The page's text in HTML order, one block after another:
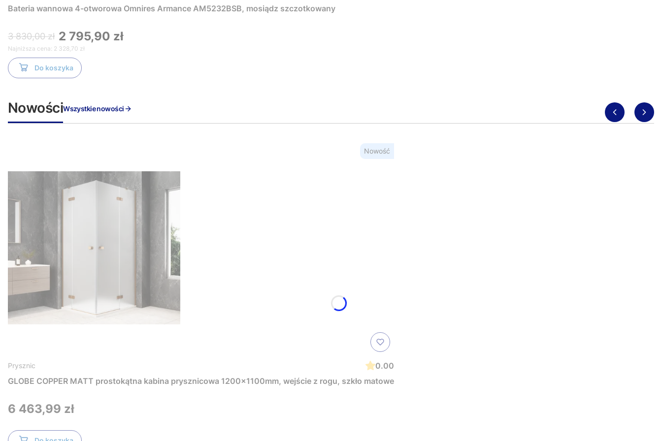
Bateria wannowa 4-otworowa Omnires Armance AM5232BSB, mosiądz szczotkowany
3 830,00 zł 2 795,90 zł
Najniższa cena: 2 328,70 zł
Do koszyka
NowościWszystkie nowości
Nowość
Prysznic
0.00
GLOBE COPPER MATT prostokątna kabina prysznicowa 1200x1100mm, wejście z rogu, szkło matowe
Cena
6 463,99 zł